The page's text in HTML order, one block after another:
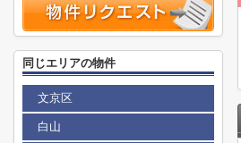
同じエリアの物件
文京区
白山